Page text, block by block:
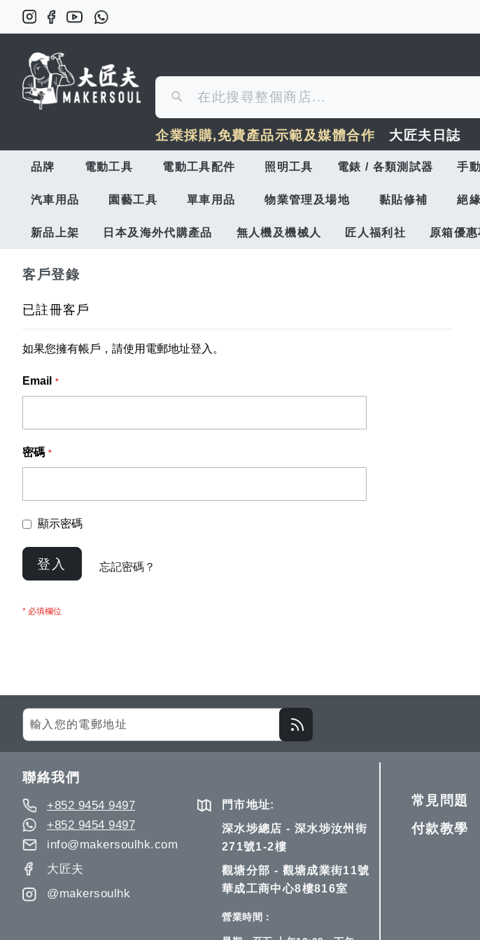
尋
搜
尋
企業採購,免費產品示範及媒體合作 大匠夫日誌
品牌 電動工具 電動工具配件 照明工具 電錶 / 各類測試器 手
汽車用品 園藝工具 單車用品 物業管理及場地 黏貼修補 絕
新品上架 日本及海外代購產品 無人機及機械人 匠人福利社 原箱優
客戶登錄
已註冊客戶
如果您擁有帳戶，請使用電郵地址登入。
Email
密碼
顯示密碼
登入 忘記密碼？
Sign
Up
for
Our
聯絡我們
+852 9454 9497
+852 9454 9497
info@makersoulhk.com
大匠夫
@makersoulhk
門市地址:
深水埗總店 - 深水埗汝州街
271號1-2樓
觀塘分部 - 觀塘成業街11號
華成工商中心8樓816室
營業時間：
常見問題
付款教學